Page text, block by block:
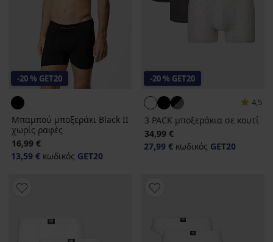
-20 % GET20
Μπαμπού μποξεράκι Black II
χωρίς ραφές
16,99 €
13,59 € κωδικός GET20
-20 % GET20
4,5
3 PACK μποξεράκια σε κουτί
34,99 €
27,99 € κωδικός GET20